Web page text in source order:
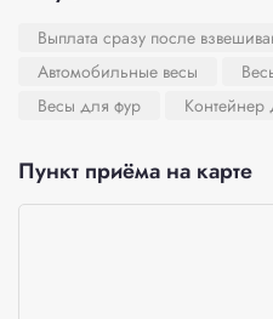
Выплата сразу после
Автомобильные весы
Весы для фур
Контейнер
Пункт приёма на карте